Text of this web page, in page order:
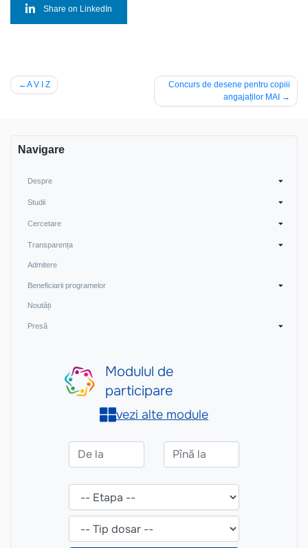
Share on LinkedIn
Navigare
A V I Z
Concurs de desene pentru copiii
angajaților MAI
Navigare
Despre
Studii
Cercetare
Transparența
Admitere
Beneficiarii programelor
Noutăți
Presă